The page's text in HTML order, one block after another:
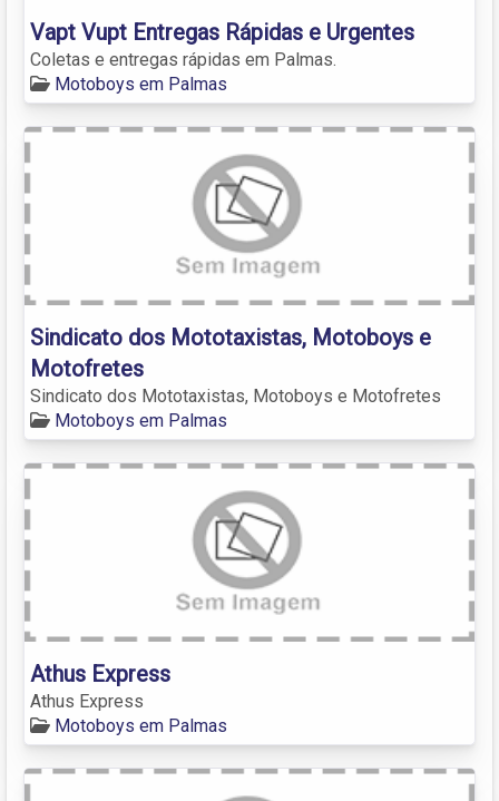
Vapt Vupt Entregas Rápidas e Urgentes
Coletas e entregas rápidas em Palmas.
Motoboys em Palmas
Sindicato dos Mototaxistas, Motoboys e
Motofretes
Sindicato dos Mototaxistas, Motoboys e Motofretes
Motoboys em Palmas
Athus Express
Athus Express
Motoboys em Palmas